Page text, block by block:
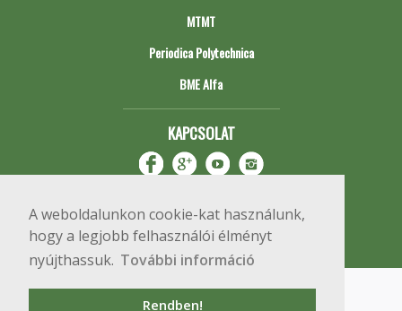
A weboldalunkon cookie-kat használunk,
hogy a legjobb felhasználói élményt
nyújthassuk. További információ
Rendben!
MTMT
Periodica Polytechnica
BME Alfa
KAPCSOLAT
Copyright © 2020 BME Építőmérnöki Kar